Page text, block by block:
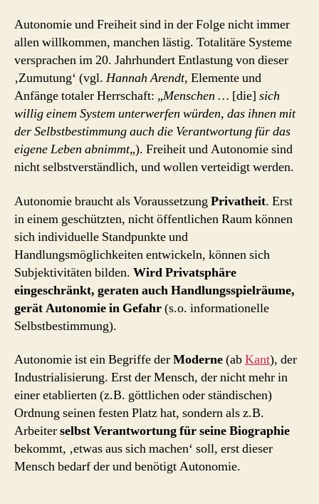
Autonomie und Freiheit sind in der Folge nicht immer
allen willkommen, manchen lästig. Totalitäre Systeme
versprachen im 20. Jahrhundert Entlastung von dieser
‚Zumutung‘ (vgl. Hannah Arendt, Elemente und
Anfänge totaler Herrschaft: „Menschen … [die] sich
willig einem System unterwerfen würden, das ihnen mit
der Selbstbestimmung auch die Verantwortung für das
eigene Leben abnimmt„). Freiheit und Autonomie sind
nicht selbstverständlich, und wollen verteidigt werden.
Autonomie braucht als Voraussetzung Privatheit. Erst
in einem geschützten, nicht öffentlichen Raum können
sich individuelle Standpunkte und
Handlungsmöglichkeiten entwickeln, können sich
Subjektivitäten bilden. Wird Privatsphäre
eingeschränkt, geraten auch Handlungsspielräume,
gerät Autonomie in Gefahr(s.o. informationelle
Selbstbestimmung).
Autonomie ist ein Begriffe derModerne(abKant), der
Industrialisierung. Erst der Mensch, der nicht mehr in
einer etablierten (z.B. göttlichen oder ständischen)
Ordnung seinen festen Platz hat, sondern als z.B.
Arbeiterselbst Verantwortung für seine Biographie
bekommt, ‚etwas aus sich machen‘ soll, erst dieser
Mensch bedarf der und benötigt Autonomie.